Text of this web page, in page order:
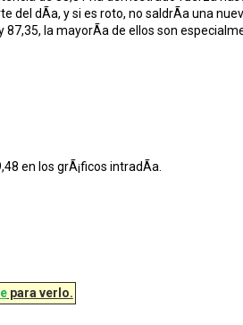
del dÃ­a, y si es roto, no saldrÃ­a una
87,35, la mayorÃ­a de ellos son
en los grÃ¡ficos intradÃ­a.
para verlo.